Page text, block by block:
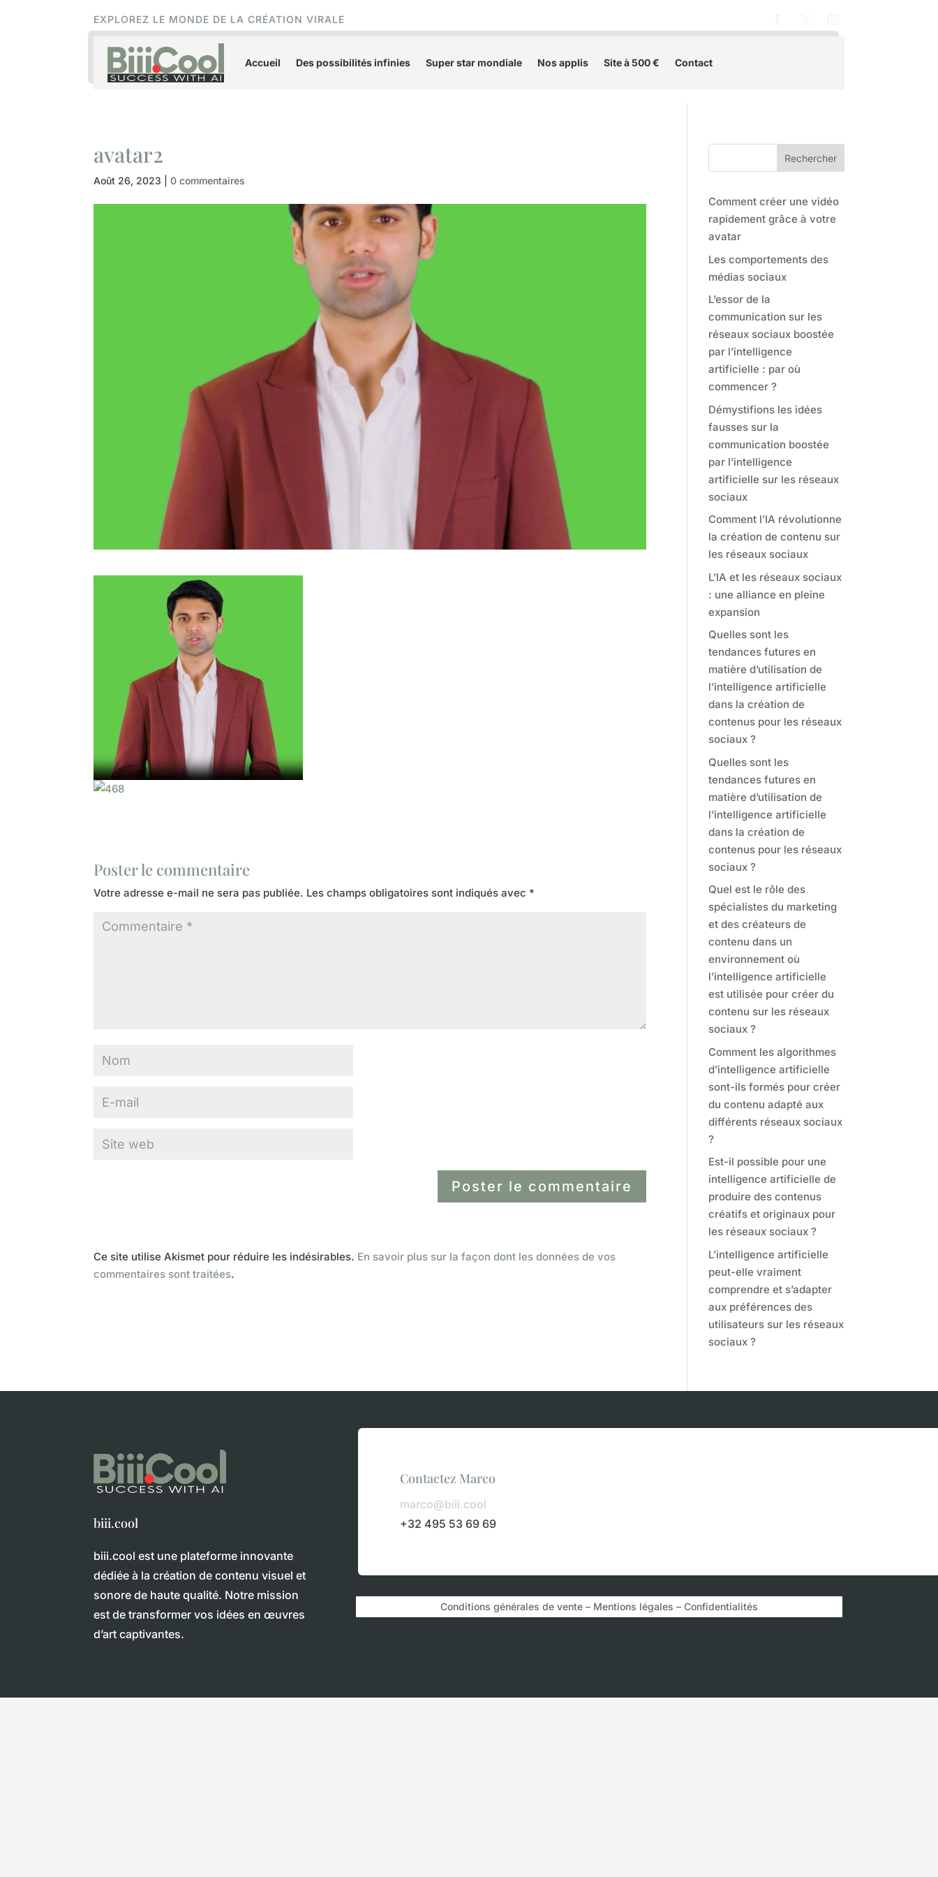
EXPLOREZ LE MONDE DE LA CRÉATION VIRALE
Accueil Des possibilités infinies Super star mondiale Nos applis Site à 500 € Contact
avatar2
Août 26, 2023 |0 commentaires
Poster le commentaire
Votre adresse e-mail ne sera pas publiée. Les champs obligatoires sont indiqués avec *
Ce site utilise Akismet pour réduire les indésirables. En savoir plus sur la façon dont les données de vos
commentaires sont traitées.
Rechercher
Comment créer une vidéo
rapidement grâce à votre
avatar
Les comportements des
médias sociaux
L’essor de la
communication sur les
réseaux sociaux boostée
par l’intelligence
artificielle : par où
commencer ?
Démystifions les idées
fausses sur la
communication boostée
par l’intelligence
artificielle sur les réseaux
sociaux
Comment l’IA révolutionne
la création de contenu sur
les réseaux sociaux
L’IA et les réseaux sociaux
: une alliance en pleine
expansion
Quelles sont les
tendances futures en
matière d’utilisation de
l’intelligence artificielle
dans la création de
contenus pour les réseaux
sociaux ?
Quelles sont les
tendances futures en
matière d’utilisation de
l’intelligence artificielle
dans la création de
contenus pour les réseaux
sociaux ?
Quel est le rôle des
spécialistes du marketing
et des créateurs de
contenu dans un
environnement où
l’intelligence artificielle
est utilisée pour créer du
contenu sur les réseaux
sociaux ?
Comment les algorithmes
d’intelligence artificielle
sont-ils formés pour créer
du contenu adapté aux
différents réseaux sociaux
?
Est-il possible pour une
intelligence artificielle de
produire des contenus
créatifs et originaux pour
les réseaux sociaux ?
L’intelligence artificielle
peut-elle vraiment
comprendre et s’adapter
aux préférences des
utilisateurs sur les réseaux
sociaux ?
biii.cool
biii.cool est une plateforme innovante
dédiée à la création de contenu visuel et
sonore de haute qualité. Notre mission
est de transformer vos idées en œuvres
d’art captivantes.
Contactez Marco
marco@biii.cool
+32 495 53 69 69
Conditions générales de vente – Mentions légales – Confidentialités